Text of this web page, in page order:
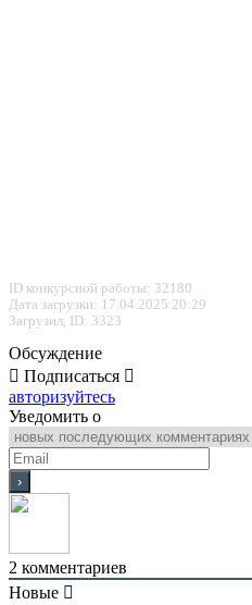
ID конкурсной работы: 32180
Дата загрузки: 17.04.2025 20:29
Загрузил, ID: 3323
Обсуждение
Подписаться
авторизуйтесь
Уведомить о
2 комментариев
Новые